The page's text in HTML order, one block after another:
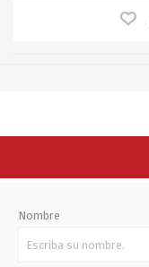
Nombre